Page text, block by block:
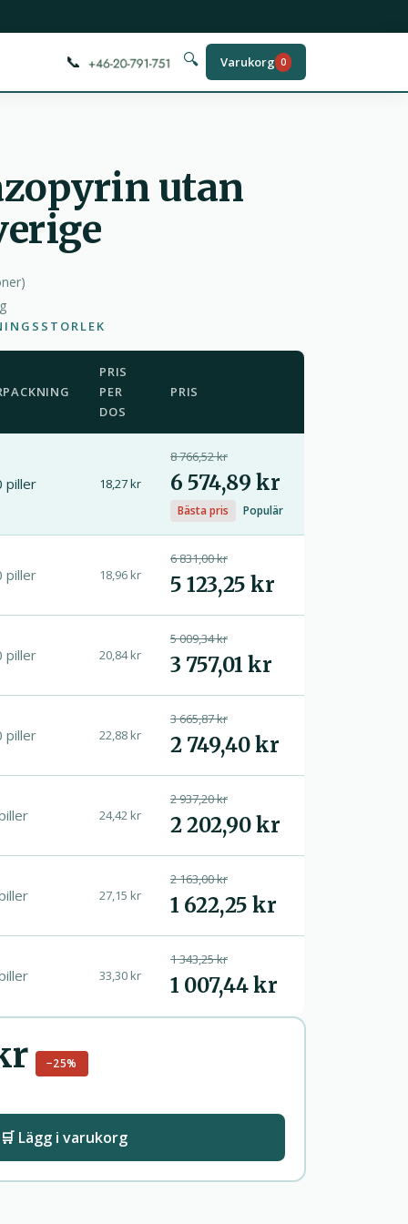
📞 🔍 Varukorg 0
utan
)
PRIS
PER
DOS
PRIS
piller 18,27 kr
8 766,52 kr
6 574,89 kr
Bästa pris Populär
piller 18,96 kr
6 831,00 kr
5 123,25 kr
piller 20,84 kr
5 009,34 kr
3 757,01 kr
piller 22,88 kr
3 665,87 kr
2 749,40 kr
24,42 kr
2 937,20 kr
2 202,90 kr
27,15 kr
2 163,00 kr
1 622,25 kr
33,30 kr
1 343,25 kr
1 007,44 kr
−25%
🛒 Lägg i varukorg